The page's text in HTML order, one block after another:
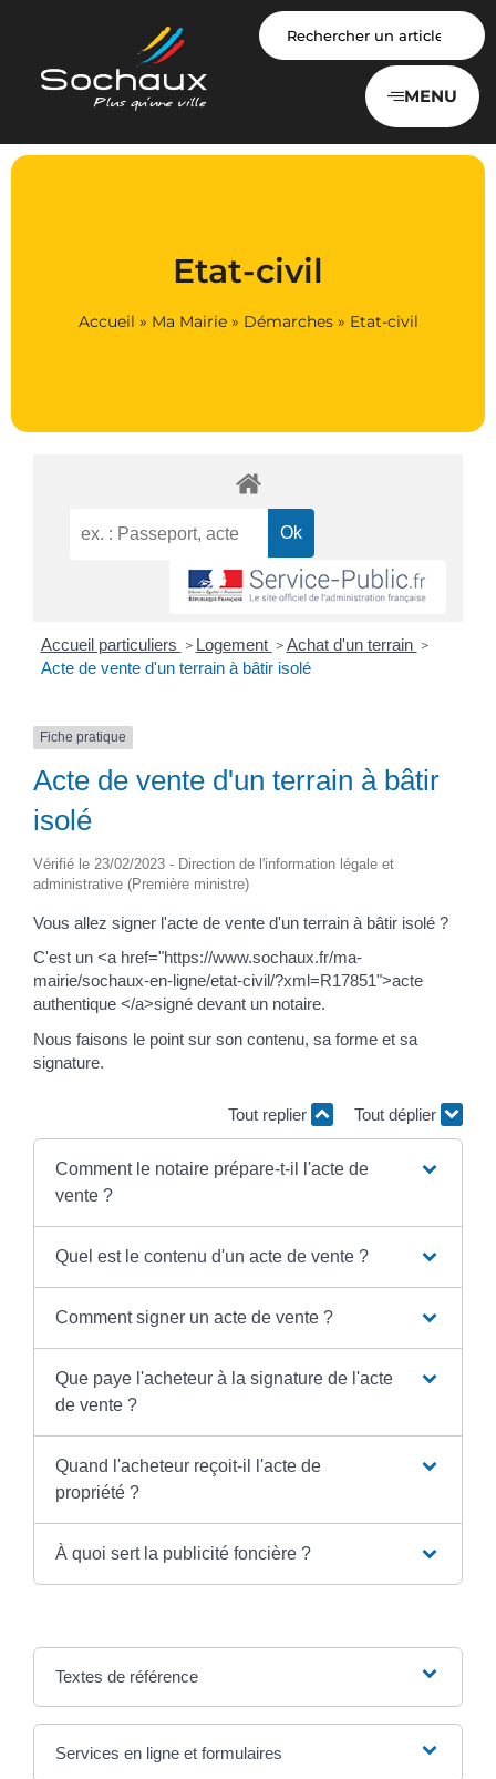
MENU
Etat-civil
Accueil » Ma Mairie» Démarches» Etat-civil
Accueil particuliers > Logement > Achat d'un terrain >
Acte de vente d'un terrain à bâtir isolé
Fiche pratique
Acte de vente d'un terrain à bâtir
isolé
Vérifié le 23/02/2023 - Direction de l'information légale et
administrative (Première ministre)
Vous allez signer l'acte de vente d'un terrain à bâtir isolé ?
C'est un <a href="https://www.sochaux.fr/ma-
mairie/sochaux-en-ligne/etat-civil/?xml=R17851">acte
authentique </a>signé devant un notaire.
Nous faisons le point sur son contenu, sa forme et sa
signature.
Tout replier Tout déplier
Comment le notaire prépare-t-il l'acte de
vente ?
Quel est le contenu d'un acte de vente ?
Comment signer un acte de vente ?
Que paye l'acheteur à la signature de l'acte
de vente ?
Quand l'acheteur reçoit-il l'acte de
propriété ?
À quoi sert la publicité foncière ?
Textes de référence
Services en ligne et formulaires
Panneau de gestion des cookies